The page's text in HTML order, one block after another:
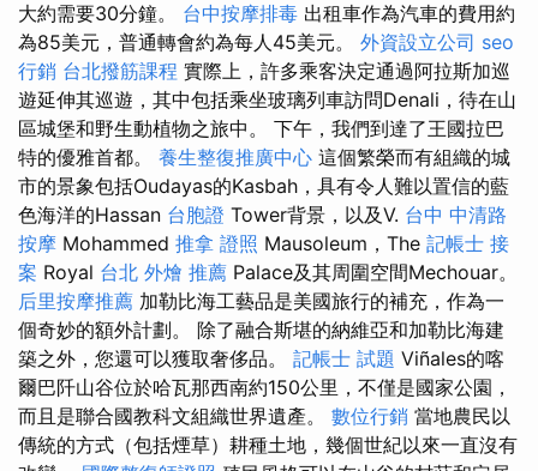
大約需要30分鐘。 台中按摩排毒 出租車作為汽車的費用約
為85美元，普通轉會約為每人45美元。 外資設立公司 seo
行銷 台北撥筋課程 實際上，許多乘客決定通過阿拉斯加巡
遊延伸其巡遊，其中包括乘坐玻璃列車訪問Denali，待在山
區城堡和野生動植物之旅中。 下午，我們到達了王國拉巴
特的優雅首都。 養生整復推廣中心 這個繁榮而有組織的城
市的景象包括Oudayas的Kasbah，具有令人難以置信的藍
色海洋的Hassan 台胞證 Tower背景，以及V. 台中 中清路
按摩 Mohammed 推拿 證照 Mausoleum，The 記帳士 接
案 Royal 台北 外燴 推薦 Palace及其周圍空間Mechouar。
后里按摩推薦 加勒比海工藝品是美國旅行的補充，作為一
個奇妙的額外計劃。 除了融合斯堪的納維亞和加勒比海建
築之外，您還可以獲取奢侈品。 記帳士 試題 Viñales的喀
爾巴阡山谷位於哈瓦那西南約150公里，不僅是國家公園，
而且是聯合國教科文組織世界遺產。 數位行銷 當地農民以
傳統的方式（包括煙草）耕種土地，幾個世紀以來一直沒有